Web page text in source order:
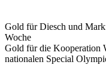
Gold für Diesch und
Woche
Gold für die Kooperation
nationalen Special